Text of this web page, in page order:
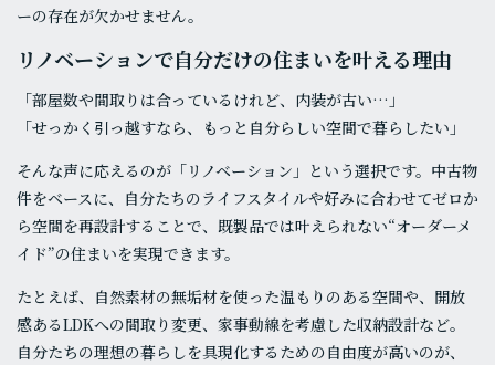
ーの存在が欠かせません。
リノベーションで自分だけの住まいを叶える理由
「部屋数や間取りは合っているけれど、内装が古い…」
「せっかく引っ越すなら、もっと自分らしい空間で暮らしたい」
そんな声に応えるのが「リノベーション」という選択です。中古物
件をベースに、自分たちのライフスタイルや好みに合わせてゼロか
ら空間を再設計することで、既製品では叶えられない“オーダーメ
イド”の住まいを実現できます。
たとえば、自然素材の無垢材を使った温もりのある空間や、開放
感あるLDKへの間取り変更、家事動線を考慮した収納設計など。
自分たちの理想の暮らしを具現化するための自由度が高いのが、